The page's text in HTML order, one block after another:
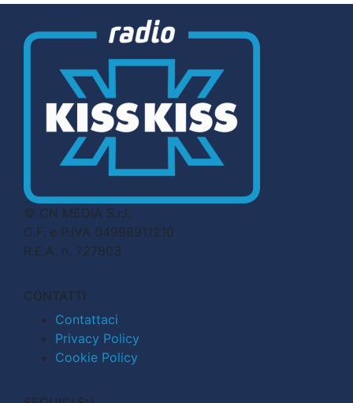
© CN MEDIA S.r.l.
C.F. e P.IVA 04998911210
R.E.A. n. 727803
CONTATTI
Contattaci
Privacy Policy
Cookie Policy